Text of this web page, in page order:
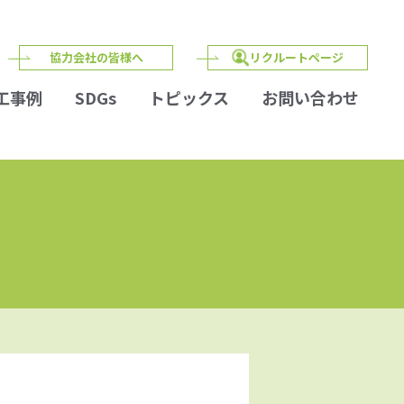
事例 SDGs トピックス お問い合わせ
リクルートページ
協力会社の皆様へ